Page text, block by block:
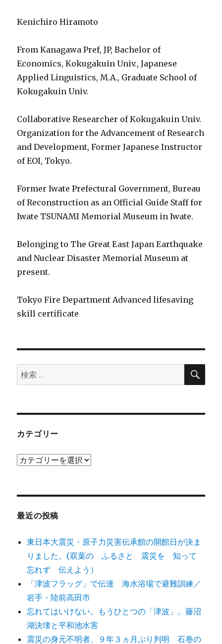
Kenichiro Hiramoto
From Kanagawa Pref, JP, Bachelor of
Economics, Kokugakuin Univ., Japanese
Applied Linguistics, M.A., Graduate School of
Kokugakuin Univ.
Collaborative Researcher of Kokugakuin Univ.
Organization for the Advancement of Research
and Development, Former Japanese Instructor
of EOI, Tokyo.
Former Iwate Prefectural Government, Bureau
of Reconstruction as an Official Guide Staff for
Iwate TSUNAMI Memorial Museum in Iwate.
Belonging to The Great East Japan Earthquake
and Nuclear Disaster Memorial Museum at
present.
Tokyo Fire Department Advanced lifesaving
skill certificate
検
索:
検
カテゴリー
カ
ー
最近の投稿
東日本大震災・原子力災害伝承館の開館日が決ま
りました。(双葉の ふるさと 震災を 知って
忘れず 伝えよう）
「津波フラッグ」で伝達 海水浴場で避難訓練／
岩手・陸前高田市
忘れてはいけない。もうひとつの「津波」。藤沼
湖決壊と平和池水害
震災の身元不明者、９年３ヵ月ぶり判明 石巻の